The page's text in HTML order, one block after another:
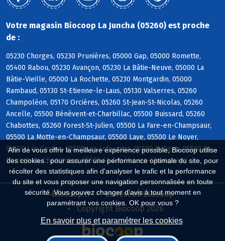
Afin de vous offrir la meilleure expérience possible, Biocoop utilise
des cookies : pour assurer une performance optimale du site, pour
récolter des statistiques afin d'analyser le trafic et la performance
du site et vous proposer une navigation personnalisée en toute
sécurité. Vous pouvez changer d'avis à tout moment en
paramétrant vos cookies. OK pour vous ?
En savoir plus et paramétrer les cookies
Votre magasin Biocoop La Juncha (05260) est proche
de :
05230 Chorges, 05230 Prunières, 05000 Gap, 05000 Romette,
05400 Rabou, 05230 Avançon, 05230 La Bâtie-Neuve, 05000 La
Bâtie-Vieille, 05000 La Rochette, 05230 Montgardin, 05000
Rambaud, 05130 St-Etienne-le-Laus, 05130 Valserres, 05260
Champoléon, 05170 Orcières, 05260 St-Jean-St-Nicolas, 05260
Ancelle, 05500 Bénévent-et-Charbillac, 05500 Buissard, 05260
Chabottes, 05260 Forest-St-Julien, 05500 La Fare-en-Champsaur,
05500 La Motte-en-Champsaur, 05500 Laye, 05500 Le Noyer,
05500 Les Costes, 05500 Les Infournas, 05500 Poligny, 05500 St-
Bonnet-en-Champsaur, 05500 St-Eusèbe-en-Champsaur
Biocoop.fr
Le réseau Biocoop
Copyright Biocoop 2026